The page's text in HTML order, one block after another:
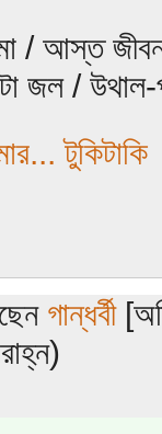
/ আস্ত
জল /
টুকিটাকি
গান্ধর্বী